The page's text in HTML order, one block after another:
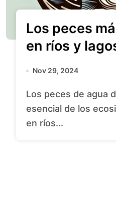
Los peces
en ríos y
Nov 29, 2024
Los peces de agua dulce son una parte
esencial de los
en ríos...